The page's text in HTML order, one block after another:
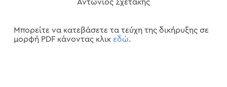
Αντώνιος Σχετάκης
Μπορείτε να κατεβάσετε τα τεύχη της δικήρυξης σε
μορφή PDF κάνοντας κλικ εδώ.